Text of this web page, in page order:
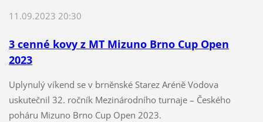
11.09.2023 20:30
3 cenné kovy z MT Mizuno Brno Cup Open
2023
Uplynulý víkend se v brněnské Starez Aréně Vodova
uskutečnil 32. ročník Mezinárodního turnaje – Českého
poháru Mizuno Brno Cup Open 2023.